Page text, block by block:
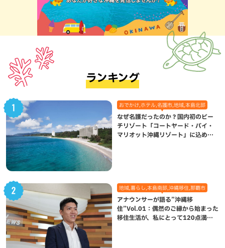
ランキング
おでかけ,ホテル,名護市,地域,本島北部
なぜ名護だったのか？国内初のビー
チリゾート「コートヤード・バイ・
マリオット沖縄リゾート」に込めら
地域,暮らし,本島南部,沖縄移住,那覇市
アナウンサーが語る”沖縄移
住”Vol.01：偶然のご縁から始まった
移住生活が、私にとって120点満点